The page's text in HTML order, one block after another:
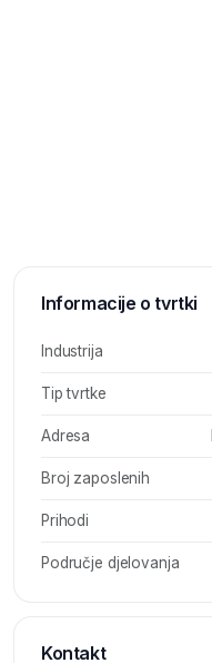
Informacije o tvrtki
Industrija
Tip tvrtke
Adresa
Broj zaposlenih
Prihodi
Područje djelovanja
Kontakt